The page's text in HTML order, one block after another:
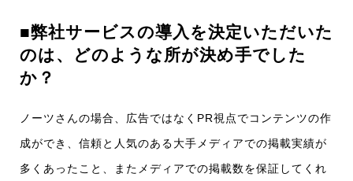
■弊社サービスの導入を決定いただいた
のは、どのような所が決め手でした
か？
ノーツさんの場合、広告ではなくPR視点でコンテンツの作
成ができ、信頼と人気のある大手メディアでの掲載実績が
多くあったこと、またメディアでの掲載数を保証してくれ